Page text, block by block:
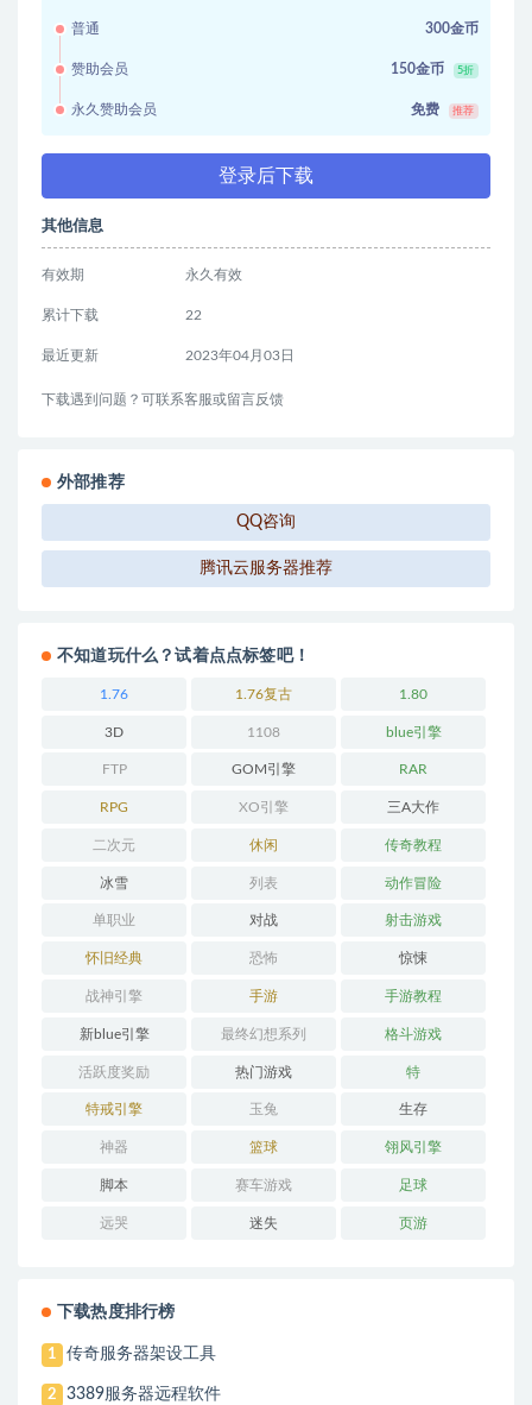
普通 300金币
赞助会员 150金币 5折
永久赞助会员 免费 推荐
登录后下载
其他信息
有效期 永久有效
累计下载 22
最近更新 2023年04月03日
下载遇到问题？可联系客服或留言反馈
外部推荐
QQ咨询
腾讯云服务器推荐
不知道玩什么？试着点点标签吧！
1.76 1.76复古 1.80
3D 1108 blue引擎
FTP GOM引擎 RAR
RPG XO引擎 三A大作
二次元 休闲 传奇教程
冰雪 列表 动作冒险
单职业 对战 射击游戏
怀旧经典 恐怖 惊悚
战神引擎 手游 手游教程
新blue引擎 最终幻想系列 格斗游戏
活跃度奖励 热门游戏 特
特戒引擎 玉兔 生存
神器 篮球 翎风引擎
脚本 赛车游戏 足球
远哭 迷失 页游
下载热度排行榜
1 传奇服务器架设工具
2 3389服务器远程软件